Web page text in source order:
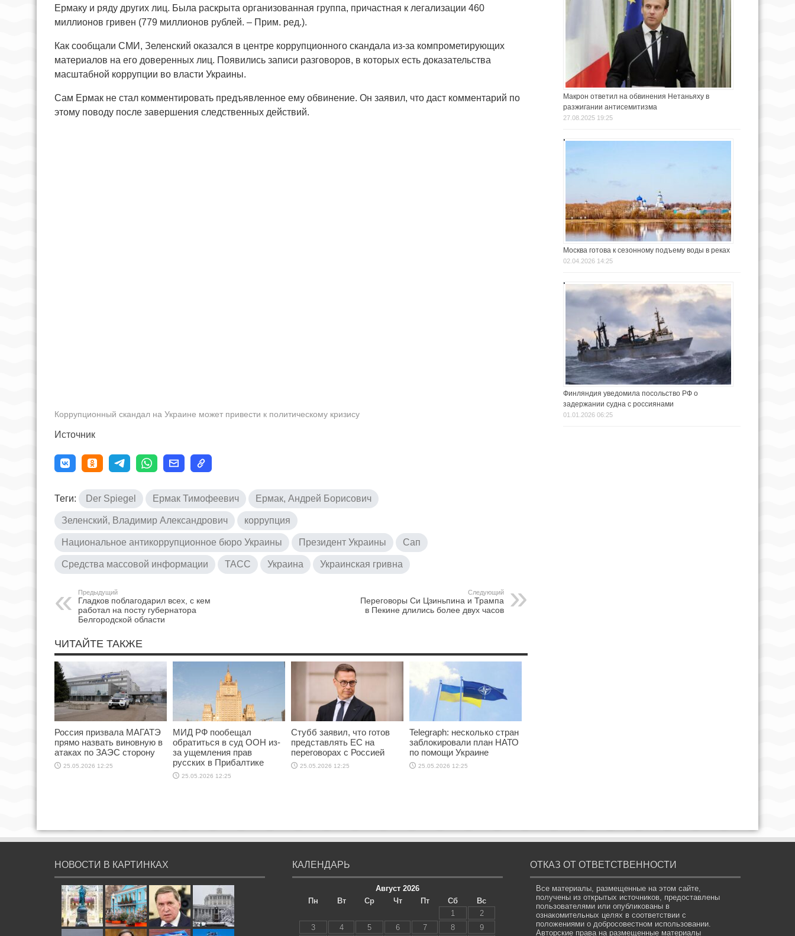
Ермаку и ряду других лиц. Была раскрыта организованная группа, причастная к легализации 460
миллионов гривен (779 миллионов рублей. – Прим. ред.).
Как сообщали СМИ, Зеленский оказался в центре коррупционного скандала из-за компрометирующих
материалов на его доверенных лиц. Появились записи разговоров, в которых есть доказательства
масштабной коррупции во власти Украины.
Сам Ермак не стал комментировать предъявленное ему обвинение. Он заявил, что даст комментарий по
этому поводу после завершения следственных действий.
Коррупционный скандал на Украине может привести к политическому кризису
Источник
Теги: Der Spiegel Ермак Тимофеевич Ермак, Андрей Борисович
Зеленский, Владимир Александрович коррупция
Национальное антикоррупционное бюро Украины Президент Украины Сап
Средства массовой информации ТАСС Украина Украинская гривна
Предыдущий
Гладков поблагодарил всех, с кем
работал на посту губернатора
Белгородской области
Следующий
Переговоры Си Цзиньпина и Трампа
в Пекине длились более двух часов
ЧИТАЙТЕ ТАКЖЕ
Россия призвала МАГАТЭ
прямо назвать виновную в
атаках по ЗАЭС сторону
25.05.2026 12:25
МИД РФ пообещал
обратиться в суд ООН из-
за ущемления прав
русских в Прибалтике
25.05.2026 12:25
Стубб заявил, что готов
представлять ЕС на
переговорах с Россией
25.05.2026 12:25
Telegraph: несколько стран
заблокировали план НАТО
по помощи Украине
25.05.2026 12:25
Макрон ответил на обвинения Нетаньяху в
разжигании антисемитизма
27.08.2025 19:25
Москва готова к сезонному подъему воды в реках
02.04.2026 14:25
Финляндия уведомила посольство РФ о
задержании судна с россиянами
01.01.2026 06:25
НОВОСТИ В КАРТИНКАХ КАЛЕНДАРЬ
Август 2026
Пн
Вт Ср Чт Пт Сб
Вс
1
2
3
4 5 6 7 8 9
ОТКАЗ ОТ ОТВЕТСТВЕННОСТИ
Все материалы, размещенные на этом сайте,
получены из открытых источников, предоставлены
пользователями или опубликованы в
ознакомительных целях в соответствии с
положениями о добросовестном использовании.
Авторские права на размещенные материалы